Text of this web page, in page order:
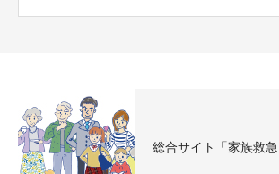
総合サイト「家族救急